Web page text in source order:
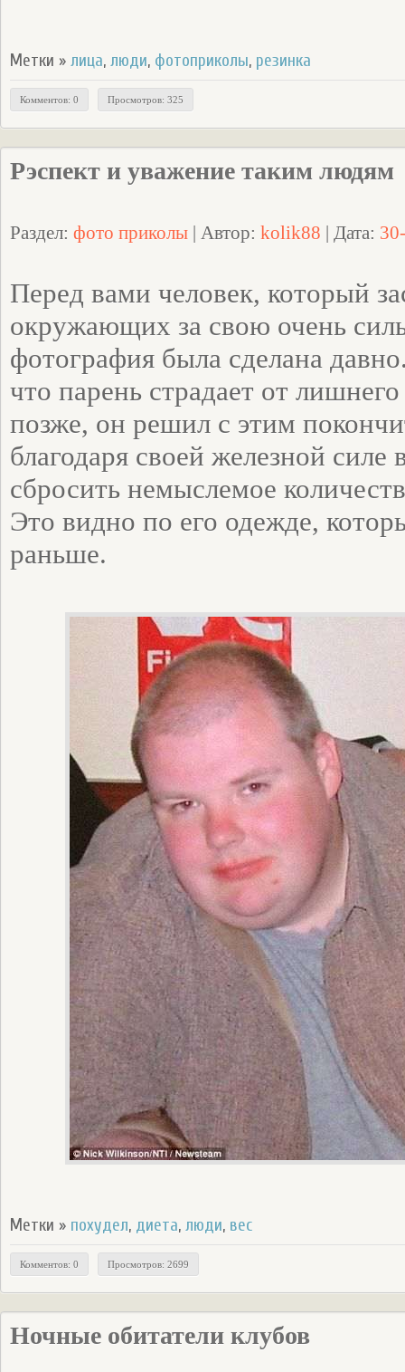
Метки » лица, люди, фотоприколы, резинка
Комментов: 0 Просмотров: 325
Рэспект и уважение таким людям
Раздел: фото приколы | Автор: kolik88 | Дата:
Перед вами человек, который
окружающих за свою очень
фотография была сделана
что парень страдает от
позже, он решил с этим
благодаря своей железной силе
сбросить немыслемое
Это видно по его одежде,
раньше.
Метки » похудел, диета, люди, вес
Комментов: 0 Просмотров: 2699
Ночные обитатели клубов